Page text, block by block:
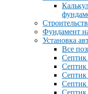
Фундамент
Установка
Все
Септик
Септик